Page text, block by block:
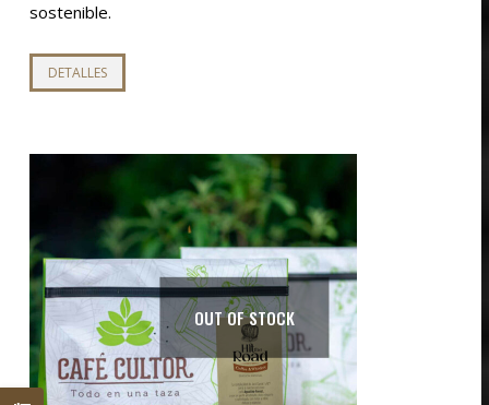
sostenible.
DETALLES
producto
variantes.
Las
opciones
se
pueden
elegir
en
la
página
OUT OF STOCK